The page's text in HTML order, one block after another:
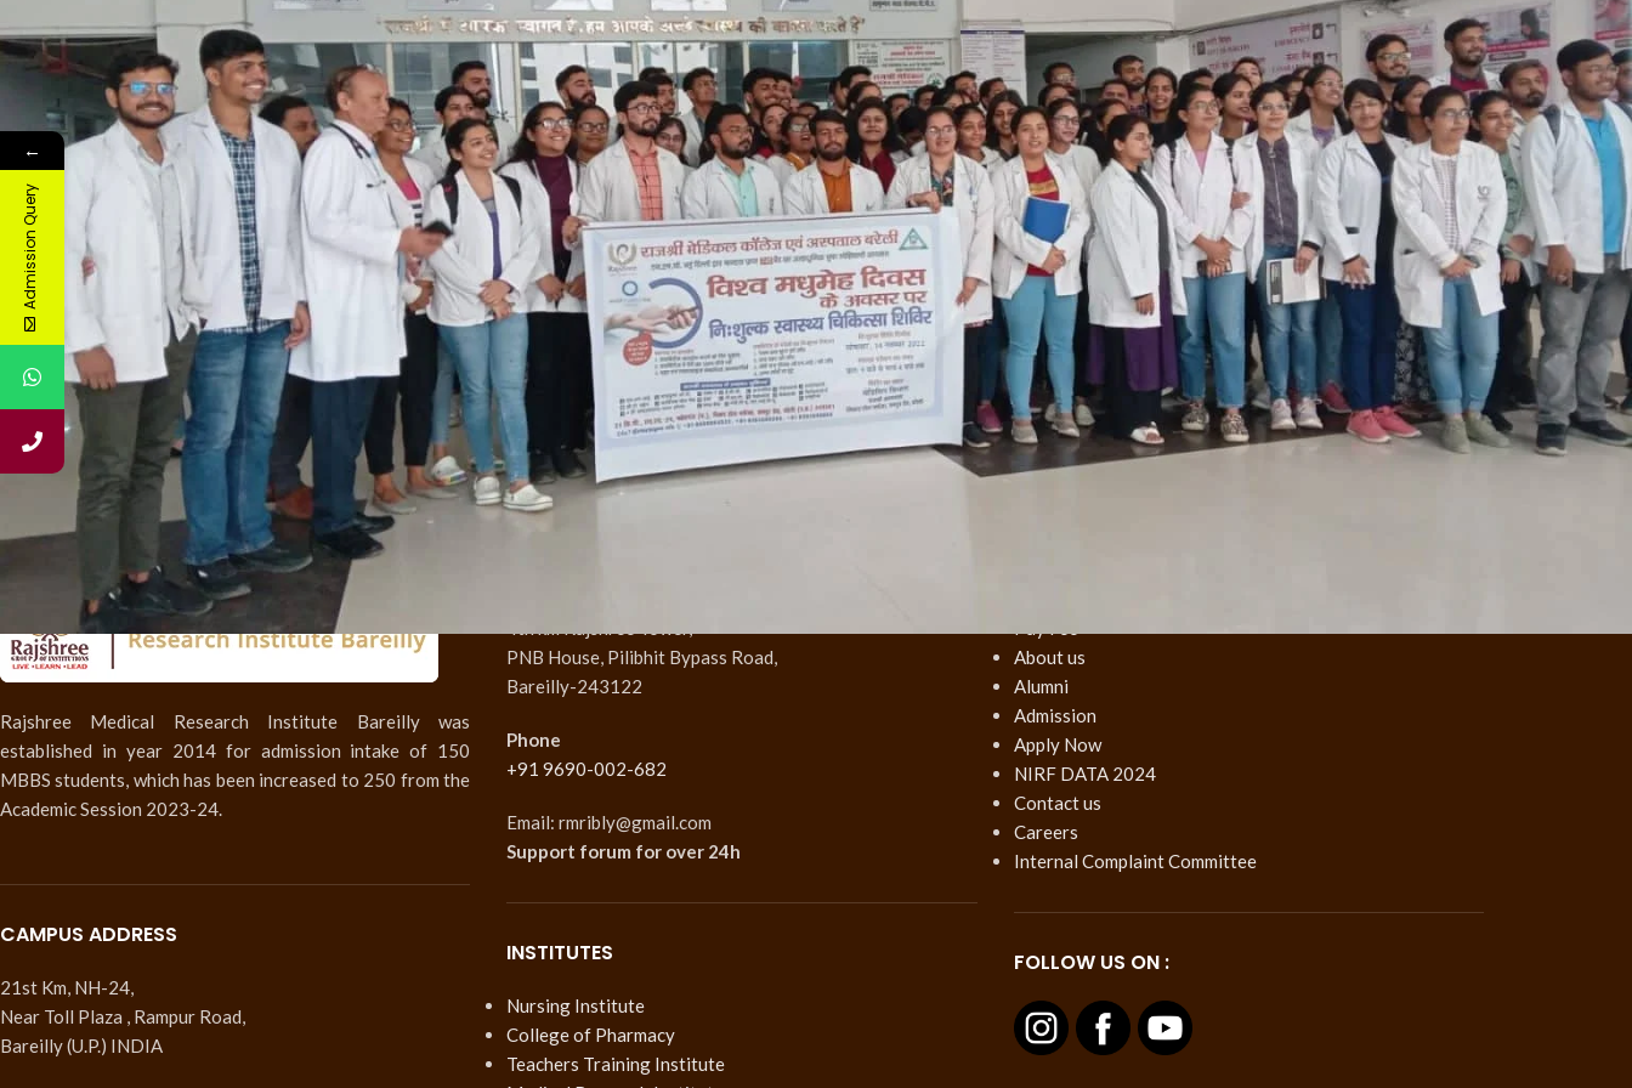
महात्मा ज्योतिबा फुले रुहेलखंड विश्वविद्यालय के माननीय कुलपति प्रो॰ के॰पी॰ सिंह जी के संरक्षण में सफल कैम्प का आयोजन किया गया जिसमेें डाॅ॰ निर्मला शाह, डाॅ॰ मोहन, डाॅ॰ अमित कुमार वर्मा, असिस्टेंट रजिस्ट्रार डाॅ॰ आनन्द कुमार मौर्या उपस्थित
रहे। उक्त चिकित्सा शिविर में विश्वविद्यालय के अधिकारी, अध्यापक, कर्मचारी एवं अध्ययन्रत छात्र/छात्राओं ने विशेष डाॅक्टरों से स्वास्थ्य लाभ एवं परामर्श प्राप्त किया।
शिविर में डाॅक्टरों की टीम ने मरीजों को डायबिटिज कन्ट्रोल के लिए सुझाव, डायबिटीज में पैरों का ध्यान कैसे रखें, डाइट एवं एक्सरसाइज सम्बन्धित जानकारियाँ एवं रेन्डम ब्लड शुगर की जाँच, ब्लड प्रेशर की जाँच, बाॅडी माक्स इंडेक्स (बी.एम.आई.) की
जाँच निःशुल्क की गयीं एवं मधुमेह सम्बन्धित बीमारियों का निवारण कर निःशुल्क दवाईयों का वितरण किया गया। शिविर में 500 से अधिक लोगों ने स्वास्थ्य लाभ व चिकित्सा जाँच कराई।
शिविर में राजश्री संस्थान के चेयरमैन श्री राजेन्द्र अग्रवाल, सेक्रेटरी श्री राकेश अग्रवाल, वाइस चेयरपर्सन डॉ॰ मोनिका अग्रवाल, मैनेजिंग डायरेक्टर श्री रोहन बंसल, सी0ओ0ओ0 श्री ऋषभ बंसल, एकेडमिक एडवाइजर मिस तूलिका अग्रवाल,
मेडिकल डीन डॉ0 वी0के0 अग्रवाल, मेडिकल सुपरिटेन्डेन्ट डा0 अर्जुन सिंह मेडिसिन विभाग के विभागाध्यक्ष एवं विशेषज्ञ डाॅ॰ डब्लू॰पी॰ सिंह, डाॅ॰ निर्मला शाह, डाॅ॰ के॰पी॰ सिंह, डाॅ॰ जहीरउल हसन, डाॅ॰ नितिन व अस्पताल के वरिष्ठ चिकित्सक, अस्पताल के
वरिष्ठ चिकित्सक व स्टॉफ उपस्थित रहे। शिविर के सफल आयोजन पर मेडिकल सुपरिटेंडेंट डाॅ अर्जुन सिंह ने डाॅक्टरों व उनकी टीमों को बधाई दी।
Rajshree Medical Research Institute Bareilly was
established in year 2014 for admission intake of 150
MBBS students, which has been increased to 250 from the
Academic Session 2023-24.
CAMPUS ADDRESS
21st Km, NH-24,
Near Toll Plaza , Rampur Road,
Bareilly (U.P.) INDIA
PNB House, Pilibhit Bypass Road,
Bareilly-243122
Phone
+91 9690-002-682
Email: rmribly@gmail.com
Support forum for over 24h
INSTITUTES
Nursing Institute
College of Pharmacy
Teachers Training Institute
About us
Alumni
Admission
Apply Now
NIRF DATA 2024
Contact us
Careers
Internal Complaint Committee
FOLLOW US ON :
←
Admission Query